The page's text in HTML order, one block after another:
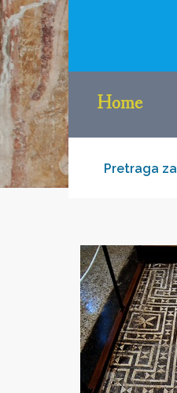
Home
Pretraga za